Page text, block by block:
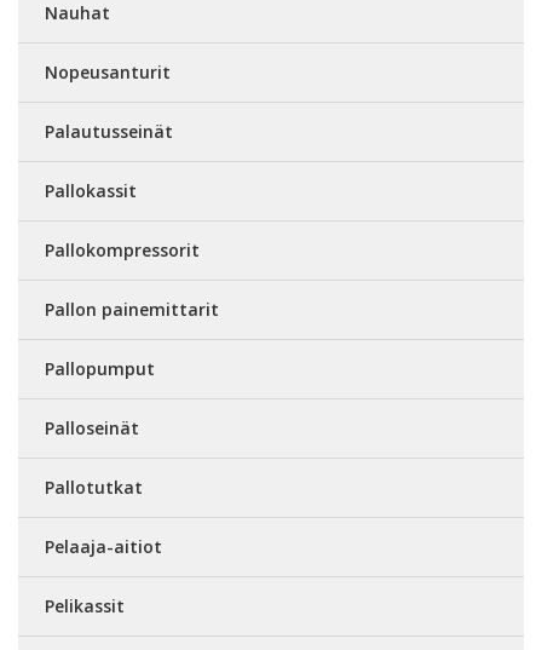
Nauhat
Nopeusanturit
Palautusseinät
Pallokassit
Pallokompressorit
Pallon painemittarit
Pallopumput
Palloseinät
Pallotutkat
Pelaaja-aitiot
Pelikassit